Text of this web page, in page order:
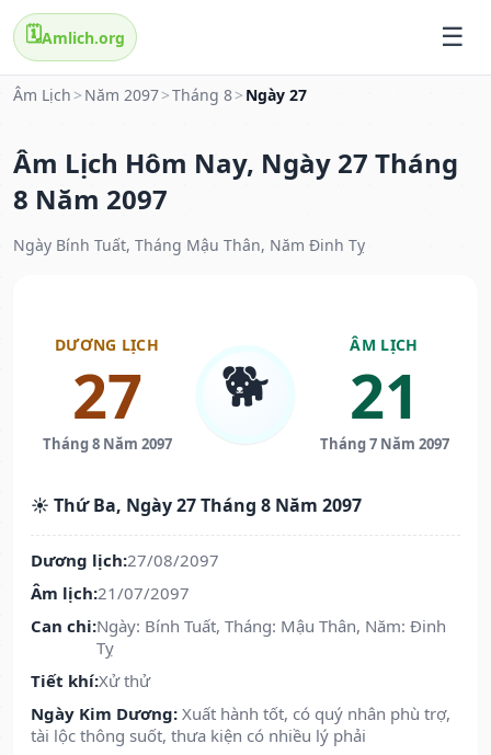
🗓️Amlich.org
Âm Lịch > Năm 2097>Tháng 8> Ngày 27
Âm Lịch Hôm Nay, Ngày 27 Tháng
8 Năm 2097
Ngày Bính Tuất, Tháng Mậu Thân, Năm Đinh Tỵ
DƯƠNG LỊCH
27
Tháng 8 Năm 2097
🐕
ÂM LỊCH
21
Tháng 7 Năm 2097
☀️ Thứ Ba, Ngày 27 Tháng 8 Năm 2097
Dương lịch:27/08/2097
Âm lịch:21/07/2097
Can chi:Ngày: Bính Tuất, Tháng: Mậu Thân, Năm: Đinh
Tỵ
Tiết khí:Xử thử
Ngày Kim Dương: Xuất hành tốt, có quý nhân phù trợ,
tài lộc thông suốt, thưa kiện có nhiều lý phải